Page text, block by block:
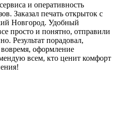
и оперативность
Заказал печать открыток с
Новгород. Удобный
просто и понятно, отправили
Результат порадовал,
оформление
всем, кто ценит комфорт